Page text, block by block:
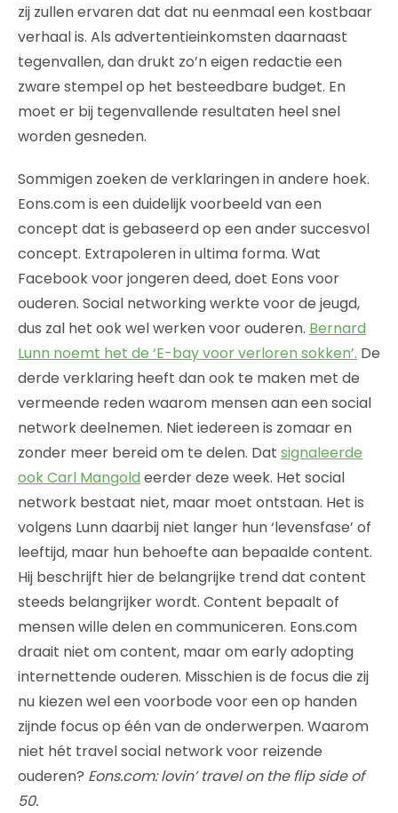
zij zullen ervaren dat dat nu eenmaal een kostbaar
verhaal is. Als advertentieinkomsten daarnaast
tegenvallen, dan drukt zo’n eigen redactie een
zware stempel op het besteedbare budget. En
moet er bij tegenvallende resultaten heel snel
worden gesneden.
Sommigen zoeken de verklaringen in andere hoek.
Eons.com is een duidelijk voorbeeld van een
concept dat is gebaseerd op een ander succesvol
concept. Extrapoleren in ultima forma. Wat
Facebook voor jongeren deed, doet Eons voor
ouderen. Social networking werkte voor de jeugd,
dus zal het ook wel werken voor ouderen. Bernard
Lunn noemt het de ‘E-bay voor verloren sokken’. De
derde verklaring heeft dan ook te maken met de
vermeende reden waarom mensen aan een social
network deelnemen. Niet iedereen is zomaar en
zonder meer bereid om te delen. Dat signaleerde
ook Carl Mangold eerder deze week. Het social
network bestaat niet, maar moet ontstaan. Het is
volgens Lunn daarbij niet langer hun ‘levensfase’ of
leeftijd, maar hun behoefte aan bepaalde content.
Hij beschrijft hier de belangrijke trend dat content
steeds belangrijker wordt. Content bepaalt of
mensen wille delen en communiceren. Eons.com
draait niet om content, maar om early adopting
internettende ouderen. Misschien is de focus die zij
nu kiezen wel een voorbode voor een op handen
zijnde focus op één van de onderwerpen. Waarom
niet hét travel social network voor reizende
ouderen? Eons.com: lovin’ travel on the flip side of
50.